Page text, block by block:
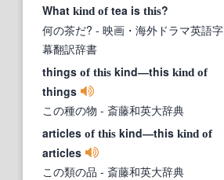
What kind oftea is this?
何の茶だ? - 映画・海外ドラマ英語字
幕翻訳辞書
things of this kind―this kind of
things
この種の物 - 斎藤和英大辞典
articles of this kind―this kind of
articles
この類の品 - 斎藤和英大辞典